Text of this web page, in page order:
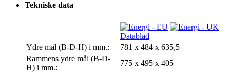
Tekniske data
Datablad
Ydre mål (B-D-H) i mm.:
781 x 484 x 635,5
Rammens ydre mål (B-D-
H) i mm.:
775 x 495 x 405